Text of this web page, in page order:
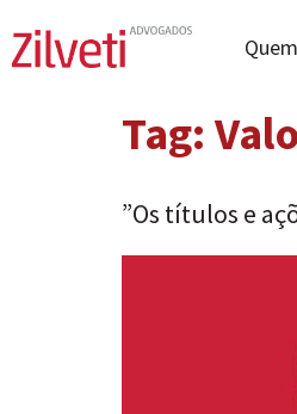
Tag:
”Os títulos e